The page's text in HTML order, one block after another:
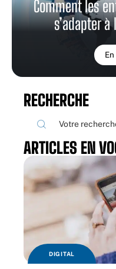
Comment les
s’adapter
RECHERCHE
ARTICLES EN
DIGITAL